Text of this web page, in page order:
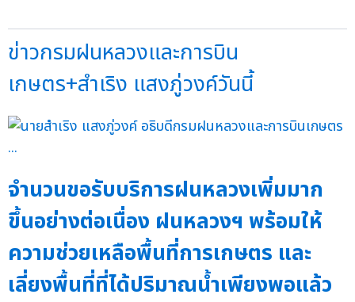
ข่าวกรมฝนหลวงและการบิน
เกษตร+สำเริง แสงภู่วงค์วันนี้
จำนวนขอรับบริการฝนหลวงเพิ่มมาก
ขึ้นอย่างต่อเนื่อง ฝนหลวงฯ พร้อมให้
ความช่วยเหลือพื้นที่การเกษตร และ
เลี่ยงพื้นที่ที่ได้ปริมาณน้ำเพียงพอแล้ว